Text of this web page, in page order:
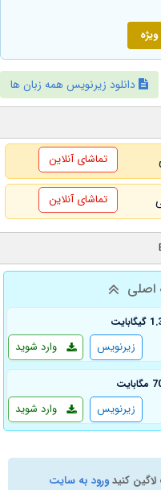
دانلود زیرنویس همه زبان ها
تماشای آنلاین
تماشای آنلاین
اصلی
وارد شوید زیرنویس
وارد شوید زیرنویس
کنیدورود به سایت